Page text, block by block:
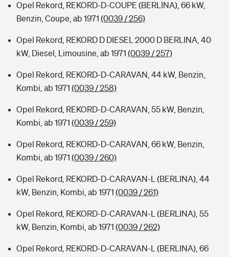
Opel Rekord, REKORD-D-COUPE (BERLINA), 66 kW,
Benzin, Coupe, ab 1971 (0039 / 256)
Opel Rekord, REKORD D DIESEL 2000 D BERLINA, 40
kW, Diesel, Limousine, ab 1971 (0039 / 257)
Opel Rekord, REKORD-D-CARAVAN, 44 kW, Benzin,
Kombi, ab 1971 (0039 / 258)
Opel Rekord, REKORD-D-CARAVAN, 55 kW, Benzin,
Kombi, ab 1971 (0039 / 259)
Opel Rekord, REKORD-D-CARAVAN, 66 kW, Benzin,
Kombi, ab 1971 (0039 / 260)
Opel Rekord, REKORD-D-CARAVAN-L (BERLINA), 44
kW, Benzin, Kombi, ab 1971 (0039 / 261)
Opel Rekord, REKORD-D-CARAVAN-L (BERLINA), 55
kW, Benzin, Kombi, ab 1971 (0039 / 262)
Opel Rekord, REKORD-D-CARAVAN-L (BERLINA), 66